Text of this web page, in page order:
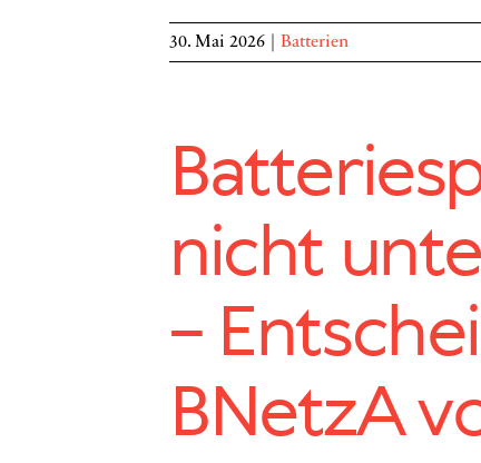
30. Mai 2026 Batterien
nicht
–
BNetzA